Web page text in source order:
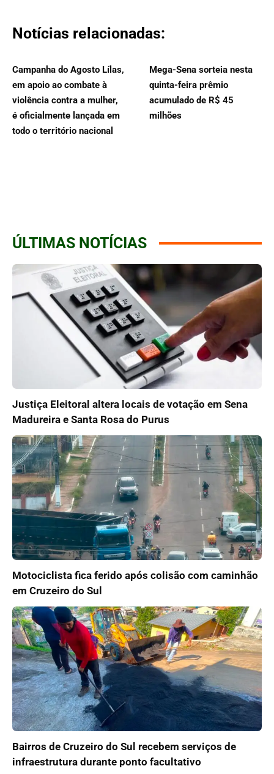
Notícias relacionadas:
Campanha do Agosto Lílas,
em apoio ao combate à
violência contra a mulher,
é oficialmente lançada em
todo o território nacional
Mega-Sena sorteia nesta
quinta-feira prêmio
acumulado de R$ 45
milhões
ÚLTIMAS NOTÍCIAS
Justiça Eleitoral altera locais de votação em Sena
Madureira e Santa Rosa do Purus
Motociclista fica ferido após colisão com caminhão
em Cruzeiro do Sul
Bairros de Cruzeiro do Sul recebem serviços de
infraestrutura durante ponto facultativo